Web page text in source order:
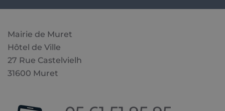
Mairie de Muret
Hôtel de Ville
27 Rue Castelvielh
31600 Muret